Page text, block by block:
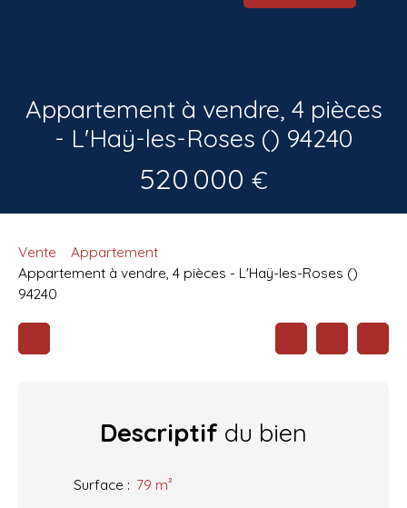
Appartement à vendre, 4 pièces
- L'Haÿ-les-Roses () 94240
520 000 €
Vente
Appartement
Appartement à vendre, 4 pièces - L'Haÿ-les-Roses ()
94240
Descriptif du bien
Surface : 79 m²